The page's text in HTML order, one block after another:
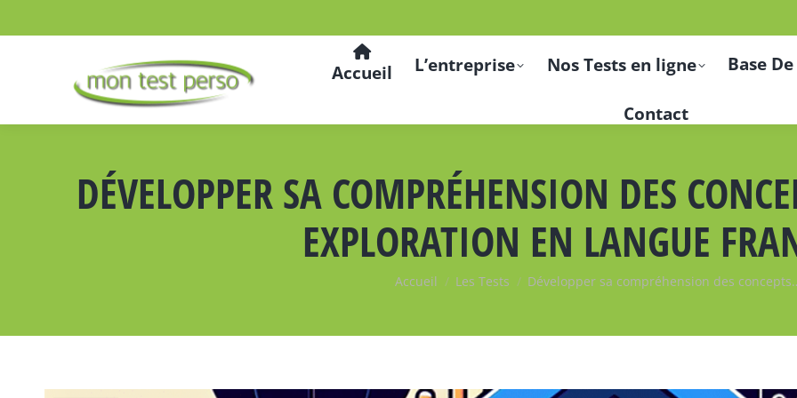
Accueil L’entreprise Nos Tests en ligne Base
Contact
DÉVELOPPER SA COMPRÉHENSION DES
EXPLORATION EN LANGUE
Vous êtes ici :
Accueil Les Tests Développer sa compréhension des